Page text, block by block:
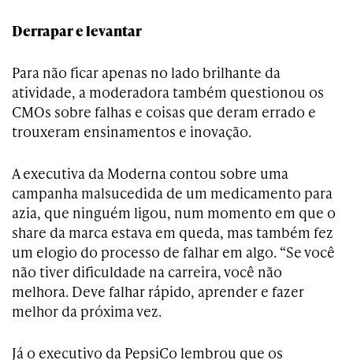
Derrapar e levantar
Para não ficar apenas no lado brilhante da
atividade, a moderadora também questionou os
CMOs sobre falhas e coisas que deram errado e
trouxeram ensinamentos e inovação.
A executiva da Moderna contou sobre uma
campanha malsucedida de um medicamento para
azia, que ninguém ligou, num momento em que o
share da marca estava em queda, mas também fez
um elogio do processo de falhar em algo. “Se você
não tiver dificuldade na carreira, você não
melhora. Deve falhar rápido, aprender e fazer
melhor da próxima vez.
Já o executivo da PepsiCo lembrou que os